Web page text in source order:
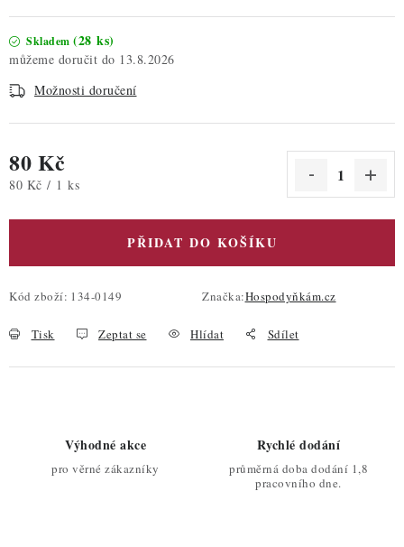
Skladem (28 ks)
13.8.2026
Možnosti doručení
80 Kč
Měrná cena:
80 Kč / 1 ks
PŘIDAT DO KOŠÍKU
Kód zboží: 134-0149 Značka:Hospodyňkám.cz
Tisk Zeptat se Hlídat Sdílet
Výhodné akce
pro věrné zákazníky
Rychlé dodání
průměrná doba dodání 1,8
pracovního dne.